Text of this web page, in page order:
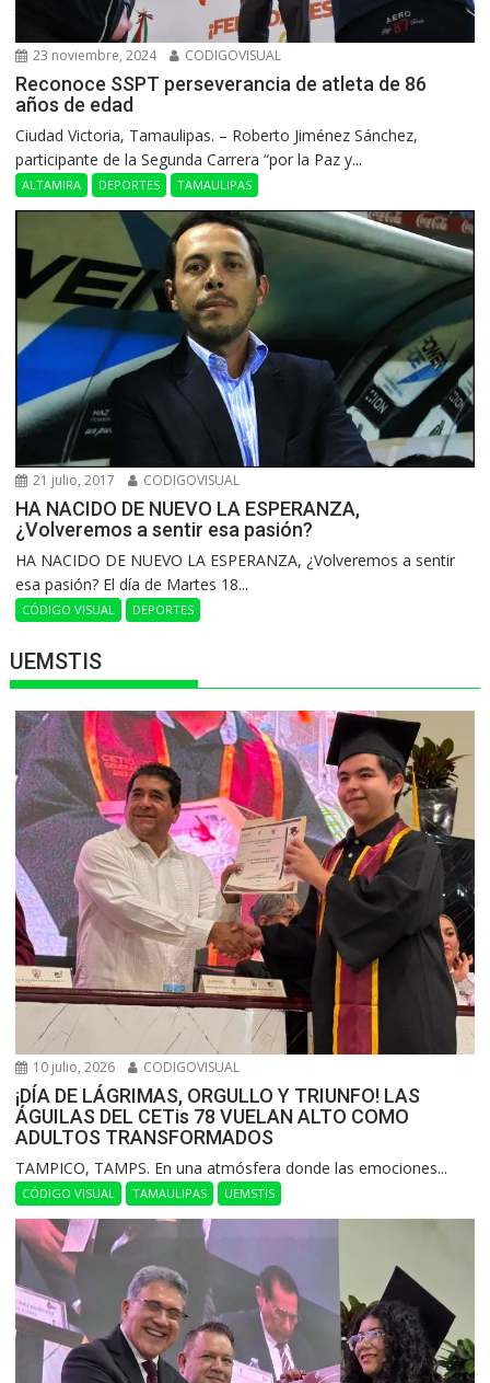
23 noviembre, 2024 CODIGOVISUAL
Reconoce SSPT perseverancia de atleta de 86
años de edad
Ciudad Victoria, Tamaulipas. – Roberto Jiménez Sánchez,
participante de la Segunda Carrera “por la Paz y...
ALTAMIRA DEPORTES TAMAULIPAS
21 julio, 2017 CODIGOVISUAL
HA NACIDO DE NUEVO LA ESPERANZA,
¿Volveremos a sentir esa pasión?
HA NACIDO DE NUEVO LA ESPERANZA, ¿Volveremos a sentir
esa pasión? El día de Martes 18...
CÓDIGO VISUAL DEPORTES
UEMSTIS
10 julio, 2026 CODIGOVISUAL
¡DÍA DE LÁGRIMAS, ORGULLO Y TRIUNFO! LAS
ÁGUILAS DEL CETis 78 VUELAN ALTO COMO
ADULTOS TRANSFORMADOS
​TAMPICO, TAMPS. En una atmósfera donde las emociones...
CÓDIGO VISUAL TAMAULIPAS UEMSTIS